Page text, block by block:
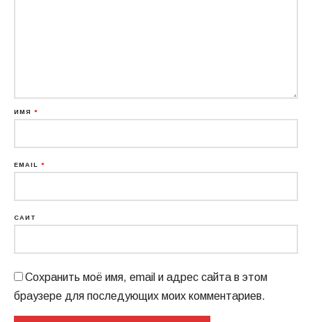
ИМЯ *
EMAIL *
САЙТ
Сохранить моё имя, email и адрес сайта в этом
браузере для последующих моих комментариев.